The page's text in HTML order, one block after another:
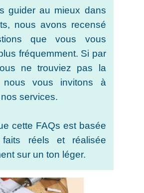
guider au mieux dans
nous avons recensé
que vous vous
fréquemment. Si par
ne trouviez pas la
nous vous invitons à
services.
cette FAQs est basée
réels et réalisée
sur un ton léger.